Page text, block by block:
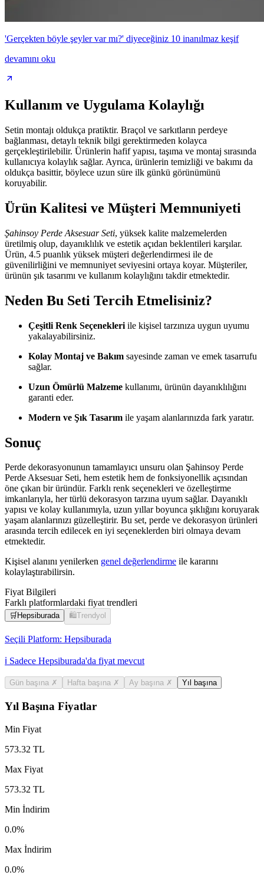
'Gerçekten böyle şeyler var mı?' diyeceğiniz 10 inanılmaz keşif
devamını oku
Kullanım ve Uygulama Kolaylığı
Setin montajı oldukça pratiktir. Braçol ve sarkıtların perdeye
bağlanması, detaylı teknik bilgi gerektirmeden kolayca
gerçekleştirilebilir. Ürünlerin hafif yapısı, taşıma ve montaj sırasında
kullanıcıya kolaylık sağlar. Ayrıca, ürünlerin temizliği ve bakımı da
oldukça basittir, böylece uzun süre ilk günkü görünümünü
koruyabilir.
Ürün Kalitesi ve Müşteri Memnuniyeti
Şahinsoy Perde Aksesuar Seti, yüksek kalite malzemelerden
üretilmiş olup, dayanıklılık ve estetik açıdan beklentileri karşılar.
Ürün, 4.5 puanlık yüksek müşteri değerlendirmesi ile de
güvenilirliğini ve memnuniyet seviyesini ortaya koyar. Müşteriler,
ürünün şık tasarımı ve kullanım kolaylığını takdir etmektedir.
Neden Bu Seti Tercih Etmelisiniz?
Çeşitli Renk Seçenekleri ile kişisel tarzınıza uygun uyumu
yakalayabilirsiniz.
Kolay Montaj ve Bakım sayesinde zaman ve emek tasarrufu
sağlar.
Uzun Ömürlü Malzeme kullanımı, ürünün dayanıklılığını
garanti eder.
Modern ve Şık Tasarım ile yaşam alanlarınızda fark yaratır.
Sonuç
Perde dekorasyonunun tamamlayıcı unsuru olan Şahinsoy Perde
Perde Aksesuar Seti, hem estetik hem de fonksiyonellik açısından
öne çıkan bir üründür. Farklı renk seçenekleri ve özelleştirme
imkanlarıyla, her türlü dekorasyon tarzına uyum sağlar. Dayanıklı
yapısı ve kolay kullanımıyla, uzun yıllar boyunca şıklığını koruyarak
yaşam alanlarınızı güzelleştirir. Bu set, perde ve dekorasyon ürünleri
arasında tercih edilecek en iyi seçeneklerden biri olmaya devam
etmektedir.
Kişisel alanını yenilerken genel değerlendirme ile kararını
kolaylaştırabilirsin.
Fiyat Bilgileri
Farklı platformlardaki fiyat trendleri
🛒 Hepsiburada 🛍️Trendyol
Seçili Platform: Hepsiburada
ℹ️ Sadece Hepsiburada'da fiyat mevcut
Gün başına ✗ Hafta başına ✗ Ay başına ✗ Yıl başına
Yıl Başına Fiyatlar
Min Fiyat
573.32 TL
Max Fiyat
573.32 TL
Min İndirim
0.0%
Max İndirim
0.0%